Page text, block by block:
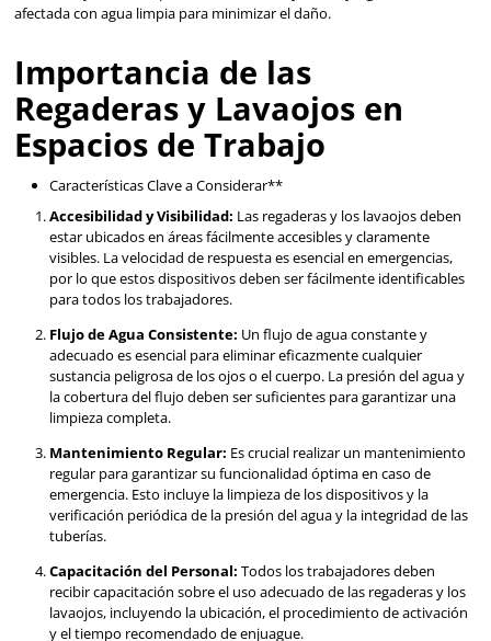
Capacitación del Personal:Todos los
lavaojos, incluyendo la ubicación, el procedimiento
y el tiempo recomendado de enjuague.
En laseguridad industrial, cada medida preventiva es
regaderas y los lavaojos
no son solo equipos de
normativo, sino que también son elementos esenciales
la salud y el bienestar de los trabajadores en entornos
priorizar la instalación adecuada, el mantenimiento
capacitación del personal, se asegura una respuesta
cualquier emergencia que pueda surgir.
Regaderas y Lavaojos
Elementos Clave
Entre los elementos esenciales que garantizan la
trabajadores, lasregaderas y los lavaojosse destacan
dispositivos cruciales. Estas herramientas no solo son
según las regulaciones industriales, sino que también
papel fundamental en la respuesta rápida y efectiva ante